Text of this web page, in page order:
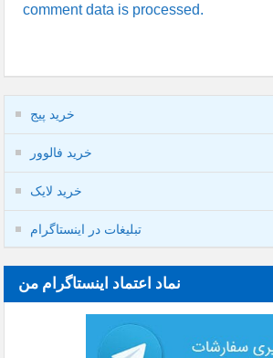
comment data is processed.
خرید پیج
خرید فالوور
خرید لایک
تبلیغات در اینستاگرام
نماد اعتماد اینستاگرام من